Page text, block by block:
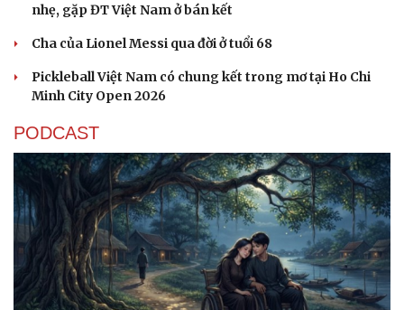
nhẹ, gặp ĐT Việt Nam ở bán kết
Cha của Lionel Messi qua đời ở tuổi 68
Pickleball Việt Nam có chung kết trong mơ tại Ho Chi
Minh City Open 2026
PODCAST